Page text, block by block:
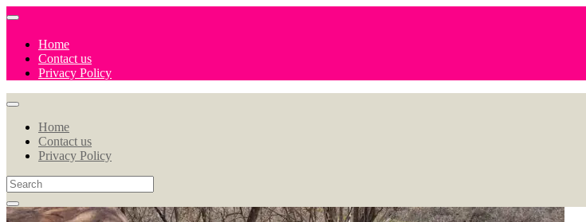
Home
Contact us
Privacy Policy
Home
Contact us
Privacy Policy